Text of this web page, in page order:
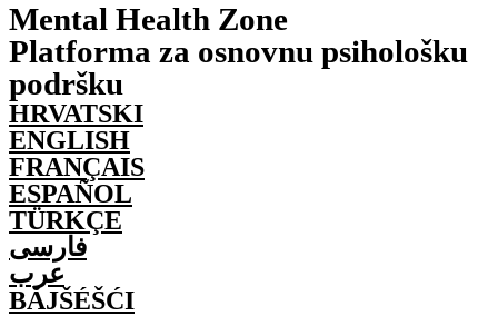
Mental Health Zone
Platforma za osnovnu psihološku
podršku
HRVATSKI
ENGLISH
FRANÇAIS
ESPAÑOL
TÜRKÇE
فارسی
عرب
BĂJŠÉŠĆI